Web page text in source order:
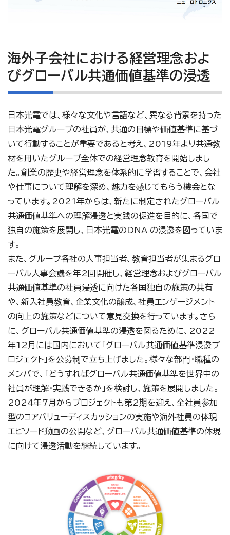
海外子会社における経営理念およ
びグローバル共通価値基準の浸透
日本光電では、様々な文化や言語など、異なる背景を持った
日本光電グループの社員が、共通の目標や価値基準に基づ
いて行動することが重要であると考え、2019年より共通教
材を用いたグループ全体での経営理念教育を開始しまし
た。創業の歴史や経営理念を体系的に学習することで、会社
や仕事について理解を深め、魅力を感じてもらう機会とな
っています。2021年からは、新たに制定されたグローバル
共通価値基準への理解浸透と実践の促進を目的に、各国で
独自の施策を展開し、日本光電のDNA の浸透を図っていま
す。
また、グループ各社の人事担当者、教育担当者が集まるグロ
ーバル人事会議を年2回開催し、経営理念およびグローバル
共通価値基準の社員浸透に向けた各国独自の施策の共有
や、新入社員教育、企業文化の醸成、社員エンゲージメント
の向上の施策などについて意見交換を行っています。さら
に、グローバル共通価値基準の浸透を図るために、2022
年12月には国内において「グローバル共通価値基準浸透プ
ロジェクト」を公募制で立ち上げました。様々な部門・職種の
メンバで、「どうすればグローバル共通価値基準を世界中の
社員が理解・実践できるか」を検討し、施策を展開しました。
2024年7月からプロジェクトも第2期を迎え、全社員参加
型のコアバリューディスカッションの実施や海外社員の体現
エピソード動画の公開など、グローバル共通価値基準の体現
に向けて浸透活動を継続しています。